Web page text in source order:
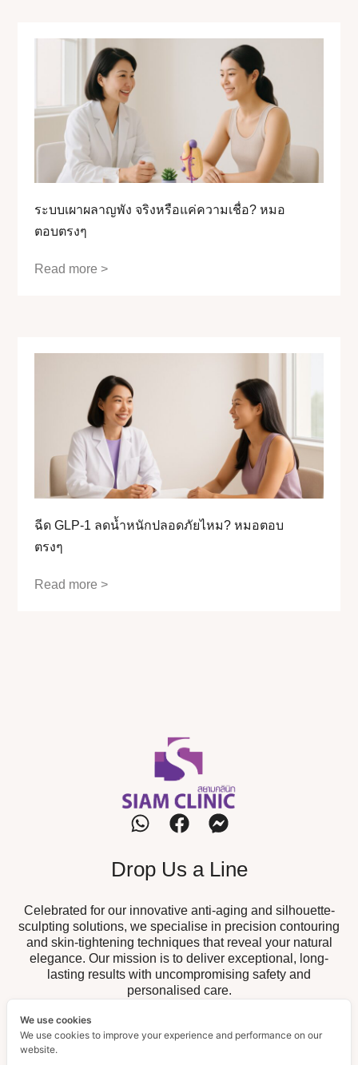
ระบบเผาผลาญพัง จริงหรือแค่ความเชื่อ? หมอ
ตอบตรงๆ
Read more >
ฉีด GLP-1 ลดน้ำหนักปลอดภัยไหม? หมอตอบ
ตรงๆ
Read more >
Drop Us a Line
Celebrated for our innovative anti-aging and silhouette-
sculpting solutions, we specialise in precision contouring
and skin-tightening techniques that reveal your natural
elegance. Our mission is to deliver exceptional, long-
lasting results with uncompromising safety and
personalised care.
Our Branch
We use cookies
We use cookies to improve your experience and performance on our
website.